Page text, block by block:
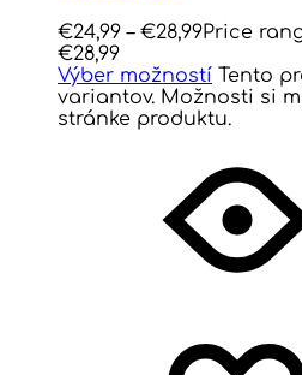
€24,99 – €28,99Price
€28,99
Výber možností
Tento
variantov. Možnosti si
stránke produktu.